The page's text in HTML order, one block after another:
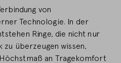
von
Technologie. In der
Ringe, die nicht nur
überzeugen wissen,
an Tragekomfort